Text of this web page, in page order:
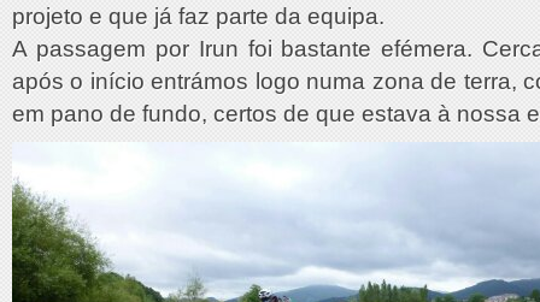
projeto e que já faz parte da equipa.
A passagem por Irun foi bastante efémera.
após o início entrámos logo numa zona de terra,
em pano de fundo, certos de que estava à nossa